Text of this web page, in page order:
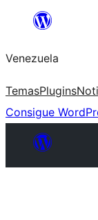
Saltar
contenido
Venezuela
TemasPlugins
Consigue